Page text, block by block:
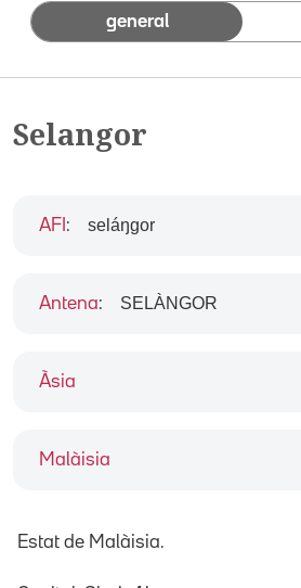
general
Selangor
Àsia
Malàisia
AFI : seláŋgor
Antena: SELÀNGOR
Estat de Malàisia.